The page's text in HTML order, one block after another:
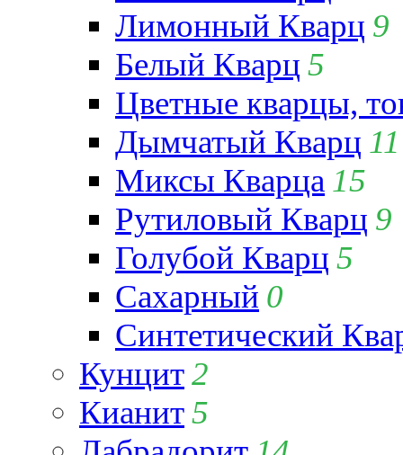
Лимонный Кварц 9
Белый Кварц 5
Цветные кварцы,
Дымчатый Кварц 11
Миксы Кварца 15
Рутиловый Кварц 9
Голубой Кварц 5
Сахарный 0
Синтетический
Кунцит2
Кианит5